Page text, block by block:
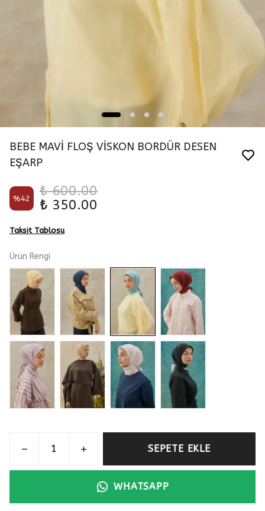
BEBE MAVİ FLOŞ VİSKON BORDÜR DESEN
EŞARP
%42
₺ 600.00
₺ 350.00
Taksit Tablosu
Ürün Rengi
SEPETE EKLE
WHATSAPP